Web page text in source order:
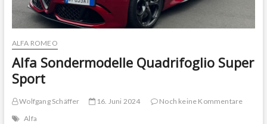
ALFA ROMEO
Alfa Sondermodelle Quadrifoglio Super
Sport
Wolfgang Schäffer 16. Juni 2024
Noch keine Kommentare
Alfa